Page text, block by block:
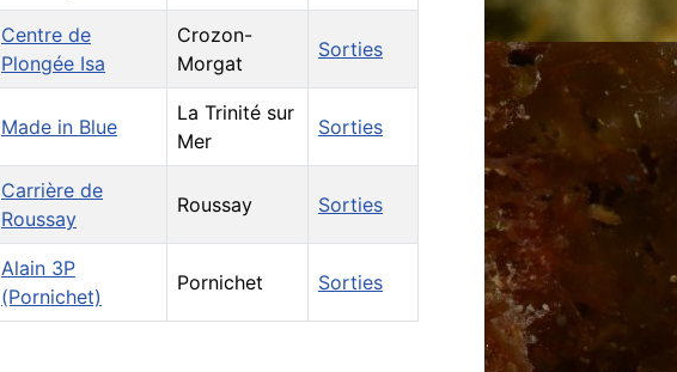
Centre de
Plongée Isa
Crozon-
Morgat
Sorties
Made in Blue
La Trinité sur
Mer
Sorties
Carrière de
Roussay
Roussay Sorties
Alain 3P
(Pornichet)
Pornichet Sorties